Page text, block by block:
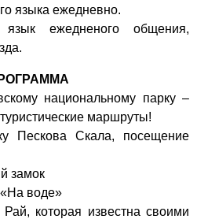
языка ежедневно.
ежедненого общения,
национальному парку –
маршруты!
Скала, посещение
замок
воде»
которая известна своими